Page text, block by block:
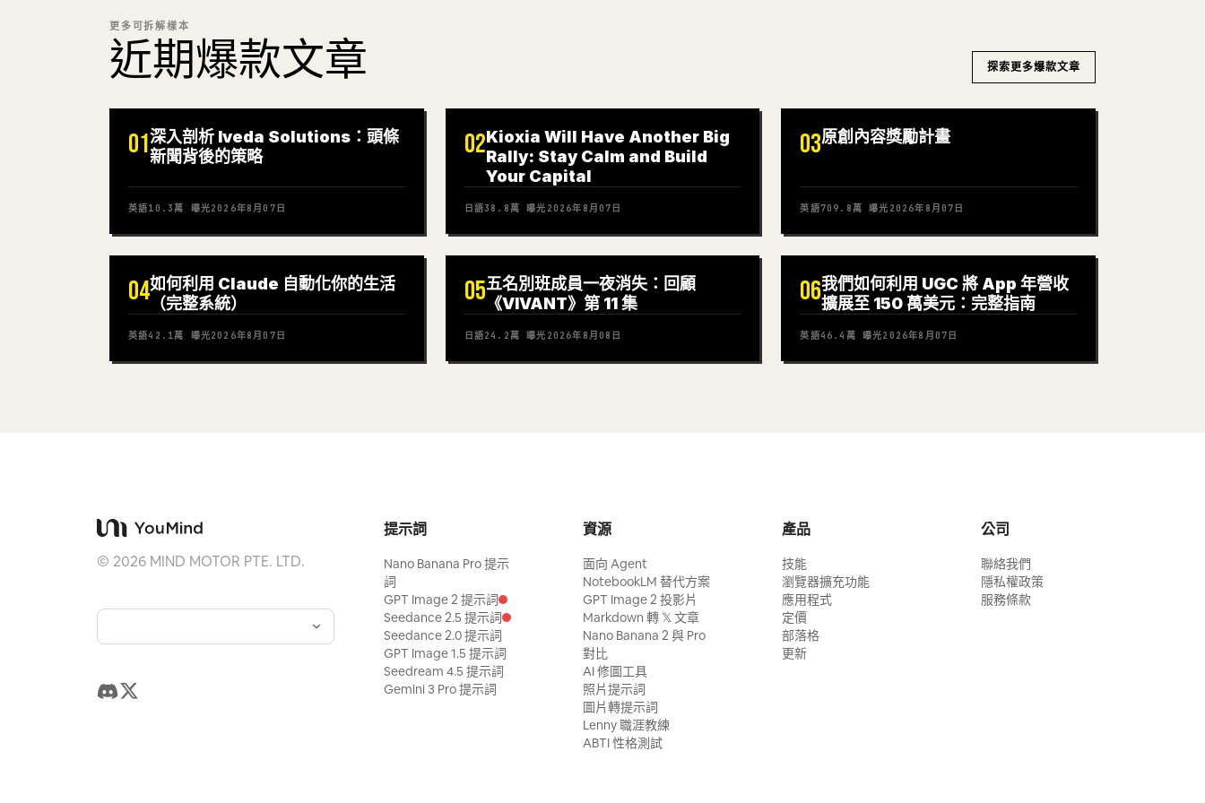
更多可拆解樣本
近期爆款文章 探索更多爆款文章
01深入剖析 Iveda Solutions：頭條
新聞背後的策略
英語10.3萬 曝光2026年8月07日
02Kioxia Will Have Another Big
Rally: Stay Calm and Build
Your Capital
日語38.8萬 曝光 2026年8月07日
03原創內容獎勵計畫
英語709.8萬 曝光 2026年8月07日
04如何利用 Claude 自動化你的生活
（完整系統）
英語42.1萬 曝光2026年8月07日
05五名別班成員一夜消失：回顧
《VIVANT》第 11 集
日語24.2萬 曝光 2026年8月08日
06我們如何利用 UGC 將 App 年營收
擴展至 150 萬美元：完整指南
英語46.4萬 曝光2026年8月07日
© 2026MIND MOTOR PTE. LTD.
提示詞
Nano Banana Pro 提示
詞
GPT Image 2 提示詞
Seedance 2.5 提示詞
Seedance 2.0 提示詞
GPT Image 1.5 提示詞
Seedream 4.5 提示詞
Gemini 3 Pro 提示詞
資源
面向 Agent
NotebookLM 替代方案
GPT Image 2 投影片
Markdown 轉 𝕏 文章
Nano Banana 2 與 Pro
對比
AI 修圖工具
照片提示詞
圖片轉提示詞
Lenny 職涯教練
ABTI 性格測試
產品
技能
瀏覽器擴充功能
應用程式
定價
部落格
更新
公司
聯絡我們
隱私權政策
服務條款